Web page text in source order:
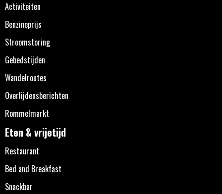
Activiteiten
Benzineprijs
Stroomstoring
Gebedstijden
Wandelroutes
Overlijdensberichten
Rommelmarkt
Eten & vrijetijd
Restaurant
Bed and Breakfast
Snackbar